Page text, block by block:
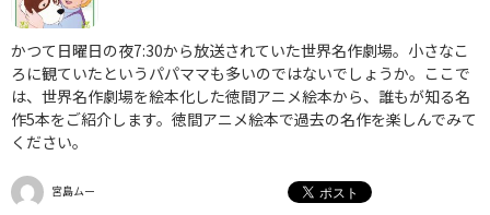
かつて日曜日の夜7:30から放送されていた世界名作劇場。小さなこ
ろに観ていたというパパママも多いのではないでしょうか。ここで
は、世界名作劇場を絵本化した徳間アニメ絵本から、誰もが知る名
作5本をご紹介します。徳間アニメ絵本で過去の名作を楽しんでみて
ください。
宮島ムー